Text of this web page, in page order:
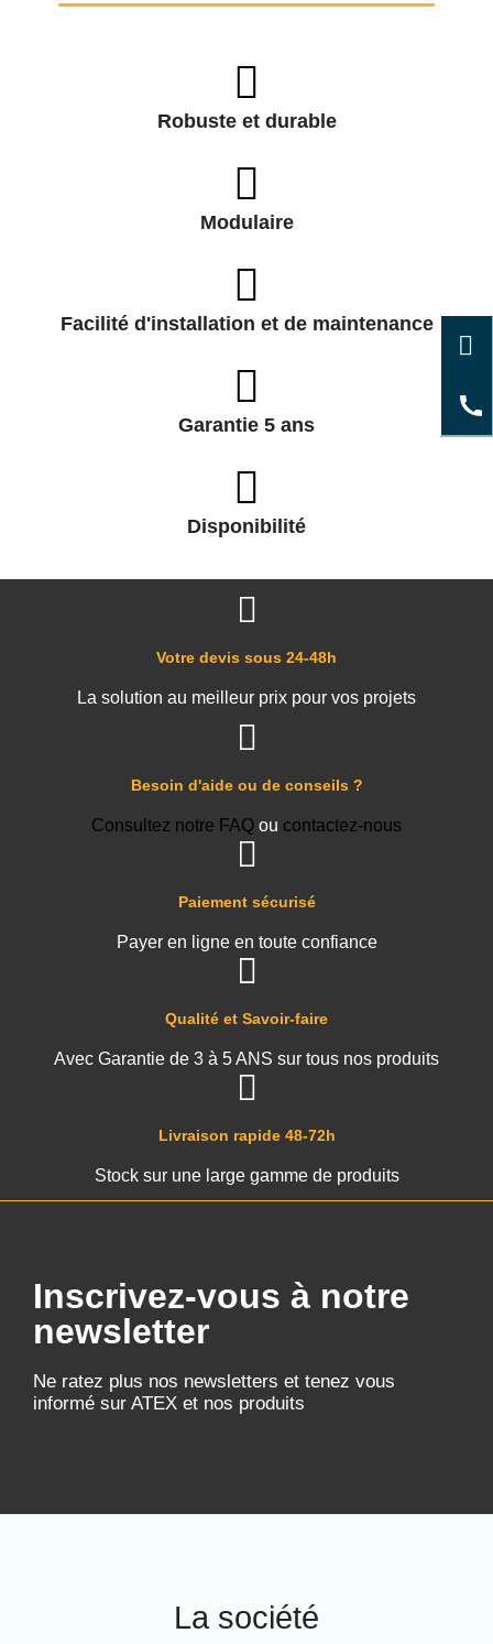
Robuste et durable
Modulaire
Facilité d'installation et de maintenance
Garantie 5 ans
Disponibilité
Livraison rapide 48-72h
Stock sur une large gamme de produits
Qualité et Savoir-faire
Avec Garantie de 3 à 5 ANS sur tous nos produits
Paiement sécurisé
Payer en ligne en toute confiance
Besoin d'aide ou de conseils ?
Consultez notre FAQ ou contactez-nous
Votre devis sous 24-48h
La solution au meilleur prix pour vos projets
Inscrivez-vous à notre
newsletter
Ne ratez plus nos newsletters et tenez vous
informé sur ATEX et nos produits
La société